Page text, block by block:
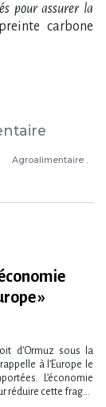
pour assurer la
carbone
Agroalimentaire
»
d​‌’Ormuz sous la
à l​‌’Europe le
L​‌’économie
cette frag...